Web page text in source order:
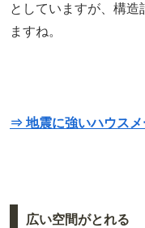
としていますが、構造
ますね。
⇒ 地震に強いハウスメ
広い空間がとれる